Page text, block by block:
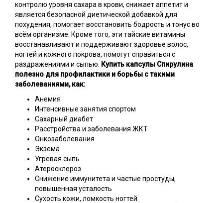
контролю уровня сахара в крови, снижает аппетит и
является безопасной диетической добавкой для
похудения, помогает восстановить бодрость и тонус во
всём организме. Кроме того, эти тайские витамины
восстанавливают и поддерживают здоровье волос,
ногтей и кожного покрова, помогут справиться с
раздражениями и сыпью.
Купить капсулы Спирулина
полезно для профилактики и борьбы с такими
заболеваниями, как:
Анемия
Интенсивные занятия спортом
Сахарный диабет
Расстройства и заболевания ЖКТ
Онкозаболевания
Экзема
Угревая сыпь
Атеросклероз
Снижение иммунитета и частые простуды,
повышенная усталость
Сухость кожи, ломкость ногтей